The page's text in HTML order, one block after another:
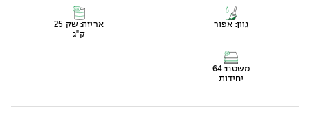
גוון: אפור
אריזה: שק 25
ק"ג
משטח: 64
יחידות